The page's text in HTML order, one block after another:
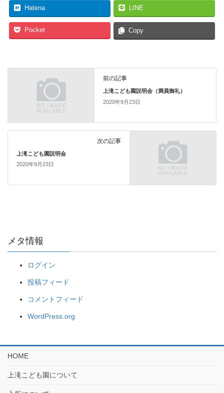
Hatena LINE
Pocket Copy
前の記事
上滝こども園説明会（満員御礼）
2020年9月23日
次の記事
上滝こども園説明会
2020年9月23日
メタ情報
ログイン
投稿フィード
コメントフィード
WordPress.org
HOME
上滝こども園について